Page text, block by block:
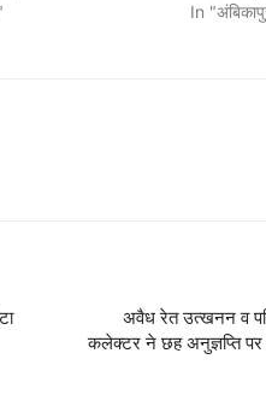
In
अवैध रेत उत्खनन व
कलेक्टर ने छह अनुज्ञप्ति पर